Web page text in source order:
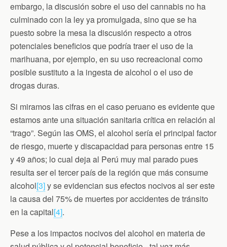
embargo, la discusión sobre el uso del cannabis no ha
culminado con la ley ya promulgada, sino que se ha
puesto sobre la mesa la discusión respecto a otros
potenciales beneficios que podría traer el uso de la
marihuana, por ejemplo, en su uso recreacional como
posible sustituto a la ingesta de alcohol o el uso de
drogas duras.
Si miramos las cifras en el caso peruano es evidente que
estamos ante una situación sanitaria crítica en relación al
“trago”. Según las OMS, el alcohol sería el principal factor
de riesgo, muerte y discapacidad para personas entre 15
y 49 años; lo cual deja al Perú muy mal parado pues
resulta ser el tercer país de la región que más consume
alcohol[3]y se evidencian sus efectos nocivos al ser este
la causa del 75% de muertes por accidentes de tránsito
en la capital[4].
Pese a los impactos nocivos del alcohol en materia de